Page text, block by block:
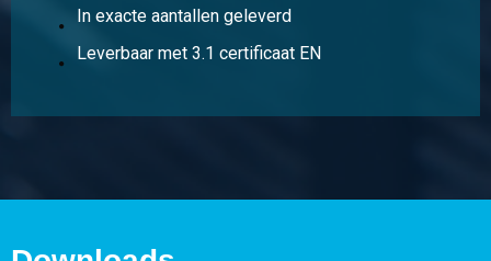
In exacte aantallen geleverd
Leverbaar met 3.1 certificaat EN